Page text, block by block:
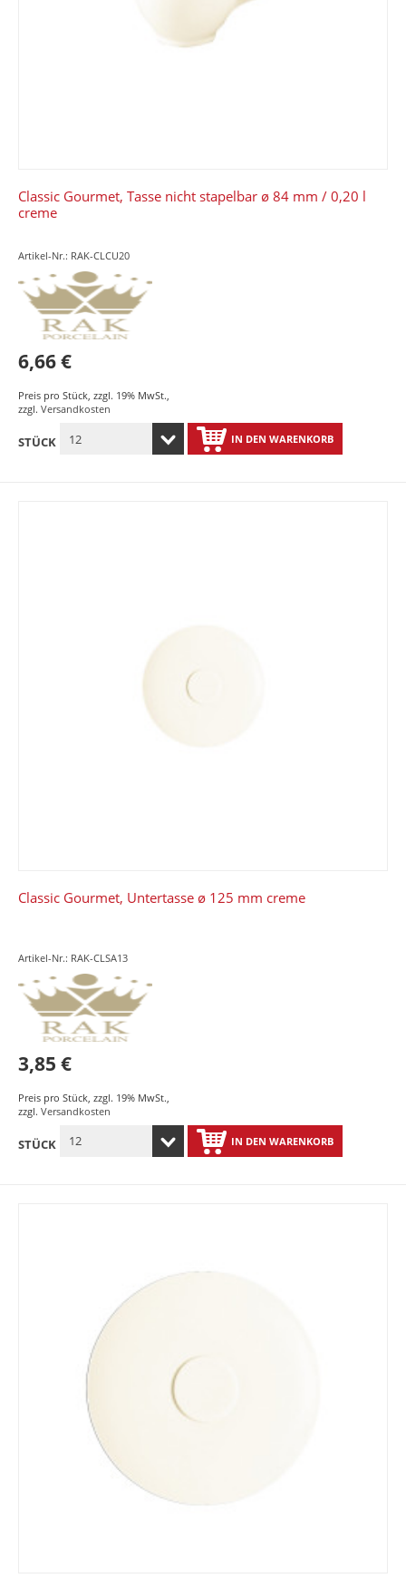
Classic Gourmet, Tasse nicht stapelbar ø 84 mm / 0,20 l
creme
Artikel-Nr.: RAK-CLCU20
6,66 €
Preis pro Stück, zzgl. 19% MwSt.,
zzgl. Versandkosten
STÜCK IN DEN WARENKORB
Classic Gourmet, Untertasse ø 125 mm creme
Artikel-Nr.: RAK-CLSA13
3,85 €
Preis pro Stück zzgl. 19% MwSt.
zzgl. Versandkosten
STÜCK IN DEN WARENKORB